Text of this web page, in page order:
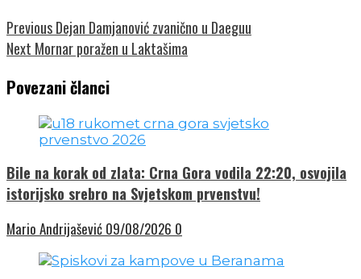
PreviousDejan Damjanović zvanično u Daeguu
Next Mornar poražen u Laktašima
Povezani članci
Bile na korak od zlata: Crna Gora vodila 22:20, osvojila
istorijsko srebro na Svjetskom prvenstvu!
Mario Andrijašević 09/08/2026 0